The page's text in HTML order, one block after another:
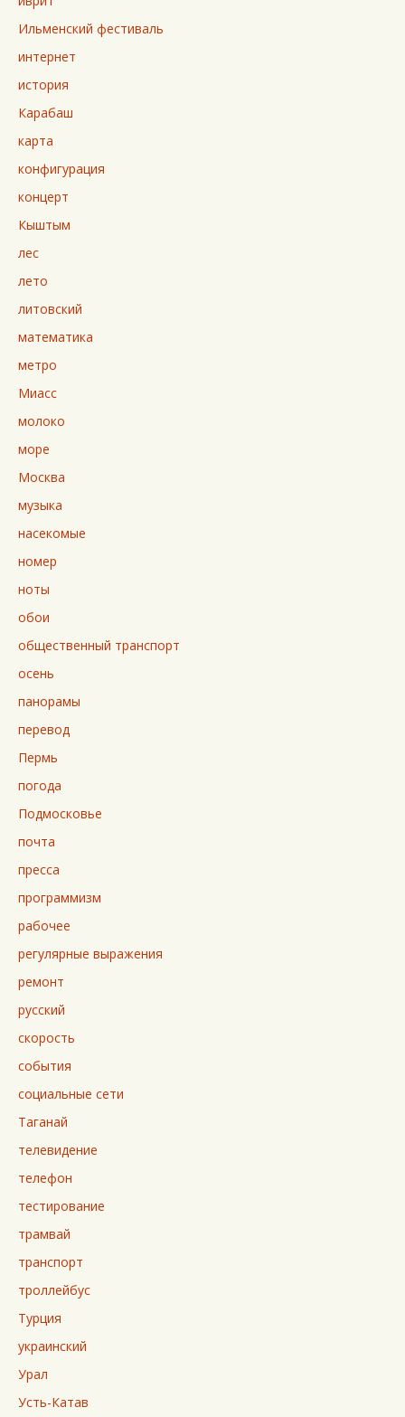
Ильменский фестиваль
интернет
история
Карабаш
карта
конфигурация
концерт
Кыштым
лес
лето
литовский
математика
метро
Миасс
молоко
море
Москва
музыка
насекомые
номер
ноты
обои
общественный транспорт
осень
панорамы
перевод
Пермь
погода
Подмосковье
почта
пресса
программизм
рабочее
регулярные выражения
ремонт
русский
скорость
события
социальные сети
Таганай
телевидение
телефон
тестирование
трамвай
транспорт
троллейбус
Турция
украинский
Урал
Усть-Катав